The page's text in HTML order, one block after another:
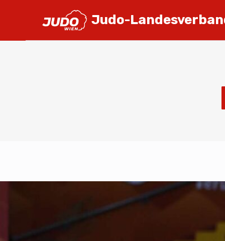
Judo-